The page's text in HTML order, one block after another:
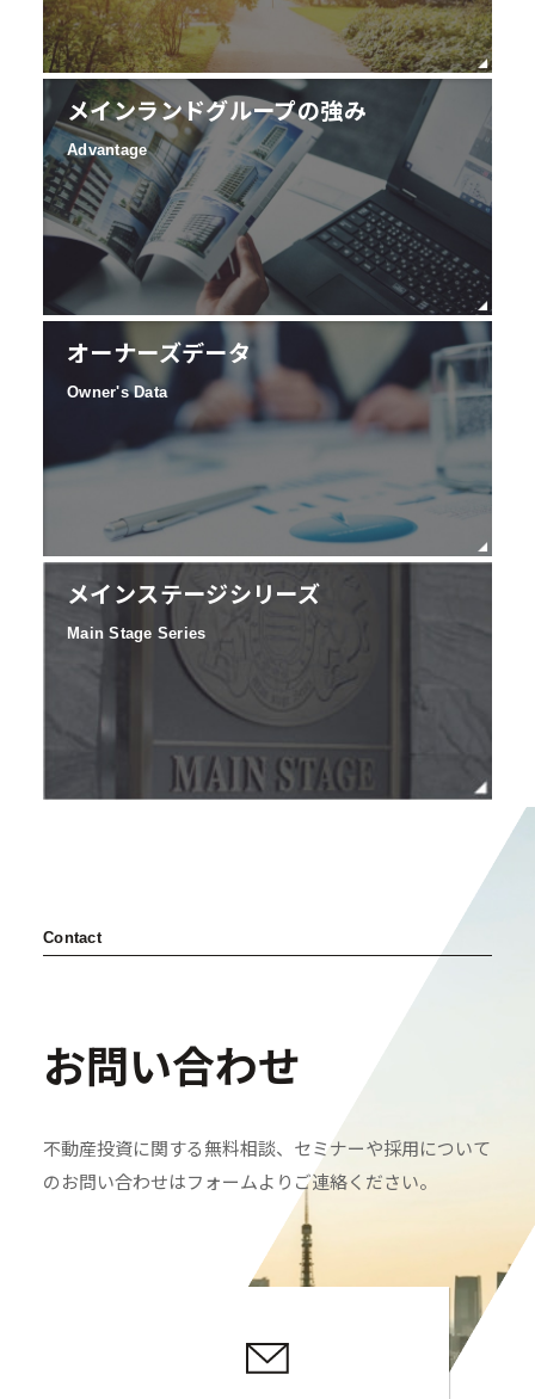
メインランドグループの強み
Advantage
オーナーズデータ
Owner's Data
メインステージシリーズ
Main Stage Series
Contact
お問い合わせ
不動産投資に関する無料相談、セミナーや採用について
のお問い合わせはフォームよりご連絡ください。